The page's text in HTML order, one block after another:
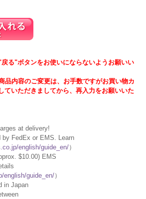
る"ボタンをお使いにならないようお願いい
品内容のご変更は、お手数ですがお買い物カ
ていただきましてから、再入力をお願いいた
at delivery!
by FedEx or EMS. Learn
english/guide_en/）
$10.00) EMS
english/guide_en/）
in Japan